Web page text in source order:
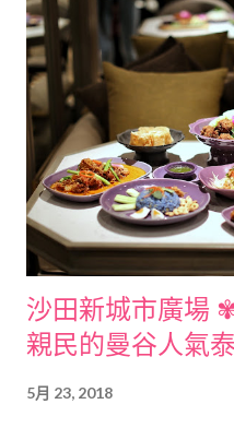
沙田新城市廣場 ✾
親民的曼谷人氣
5月 23, 2018